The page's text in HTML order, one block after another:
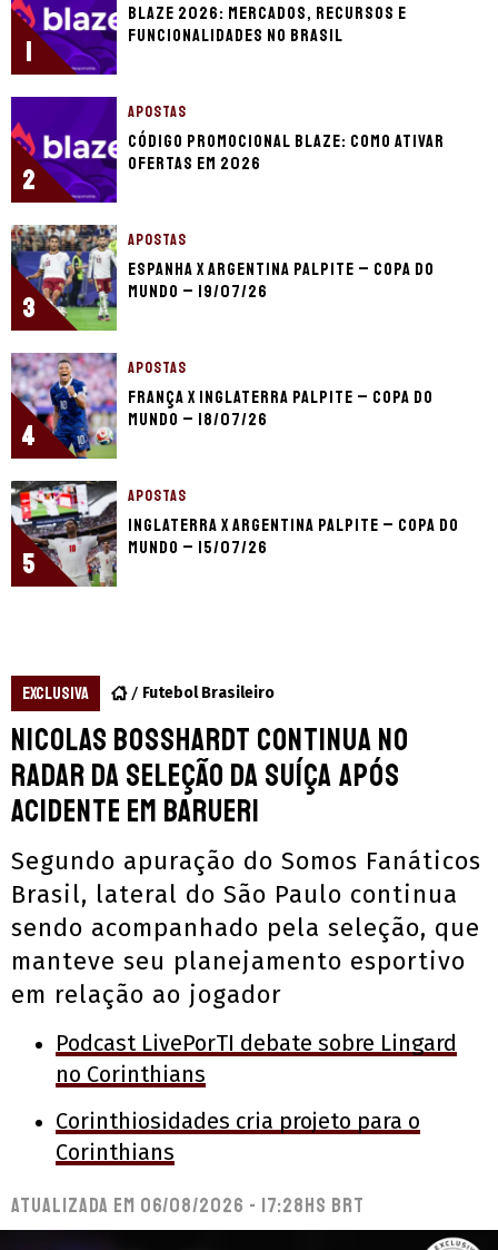
1
Blaze 2026: mercados, recursos e
funcionalidades no Brasil
2
APOSTAS
Código promocional Blaze: como ativar
ofertas em 2026
3
APOSTAS
Espanha x Argentina palpite – Copa do
Mundo – 19/07/26
4
APOSTAS
França x Inglaterra palpite – Copa do
Mundo – 18/07/26
5
APOSTAS
Inglaterra x Argentina palpite – Copa do
Mundo – 15/07/26
EXCLUSIVA Futebol Brasileiro
Nicolas Bosshardt continua no
radar da seleção da Suíça após
acidente em Barueri
Segundo apuração do Somos Fanáticos
Brasil, lateral do São Paulo continua
sendo acompanhado pela seleção, que
manteve seu planejamento esportivo
em relação ao jogador
Podcast LivePorTI debate sobre Lingard
no Corinthians
Corinthiosidades cria projeto para o
Corinthians
Atualizada em 06/08/2026 - 17:28hs BRT